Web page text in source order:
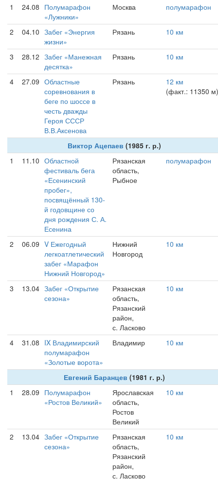
1 24.08 Полумарафон
«Лужники»
Москва полумарафон
2 04.10 Забег «Энергия
жизни»
Рязань 10 км
3 28.12 Забег «Манежная
десятка»
Рязань 10 км
4 27.09 Областные
соревнования в
беге по шоссе в
честь дважды
Героя СССР
В.В.Аксенова
Рязань
12 км
(факт.: 11350 м)
Виктор Ацепаев (1985 г. р.)
1
11.10 Областной
фестиваль бега
«Есенинский
пробег»,
посвящённый 130-
й годовщине со
дня рождения С. А.
Есенина
Рязанская
область,
Рыбное
полумарафон
2 06.09 V Ежегодный
легкоатлетический
забег «Марафон
Нижний Новгород»
Нижний
Новгород
10 км
3 13.04 Забег «Открытие
сезона»
Рязанская
область,
Рязанский
район,
с. Ласково
10 км
4 31.08 IX Владимирский
полумарафон
«Золотые ворота»
Владимир 10 км
Евгений Баранцев (1981 г. р.)
1
28.09 Полумарафон
«Ростов Великий»
Ярославская
область,
Ростов
Великий
10 км
2 13.04 Забег «Открытие
сезона»
Рязанская
область,
Рязанский
район,
с. Ласково
10 км